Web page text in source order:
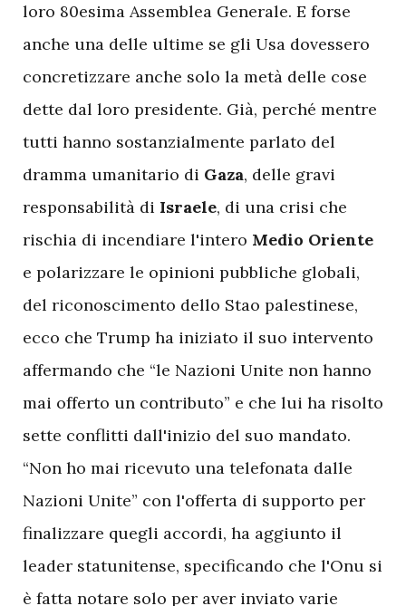
loro 80esima Assemblea Generale. E forse
anche una delle ultime se gli Usa dovessero
concretizzare anche solo la metà delle cose
dette dal loro presidente. Già, perché mentre
tutti hanno sostanzialmente parlato del
dramma umanitario di Gaza, delle gravi
responsabilità di Israele, di una crisi che
rischia di incendiare l'intero Medio Oriente
e polarizzare le opinioni pubbliche globali,
del riconoscimento dello Stao palestinese,
ecco che Trump ha iniziato il suo intervento
affermando che “le Nazioni Unite non hanno
mai offerto un contributo” e che lui ha risolto
sette conflitti dall'inizio del suo mandato.
“Non ho mai ricevuto una telefonata dalle
Nazioni Unite” con l'offerta di supporto per
finalizzare quegli accordi, ha aggiunto il
leader statunitense, specificando che l'Onu si
è fatta notare solo per aver inviato varie